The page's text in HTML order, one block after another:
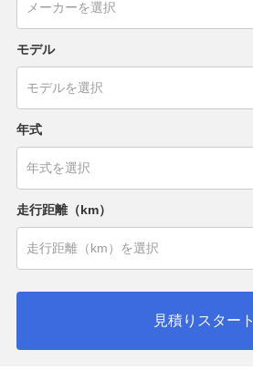
モデル
年式
走行距離（km）
見積りスタート